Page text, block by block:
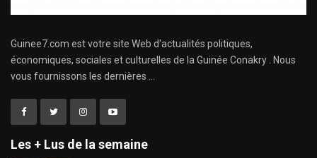
Guinee7.com est votre site Web d'actualités politiques,
économiques, sociales et culturelles de la Guinée Conakry . Nous
vous fournissons les dernières ...
Les + Lus de la semaine